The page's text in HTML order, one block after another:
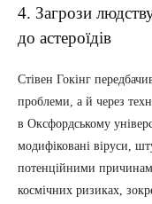
4. Загрози
до астероїдів
Стівен Гокінг
проблеми, а й через
в Оксфордському
модифіковані віруси,
потенційними
космічних ризиках,